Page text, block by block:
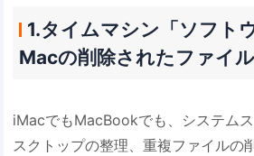
1.タイムマシン「ソフト
Macの削除されたファイ
iMacでもMacBookでも、システム
スクトップの整理、重複ファイルの